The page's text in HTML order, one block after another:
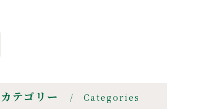
カテゴリー Categories